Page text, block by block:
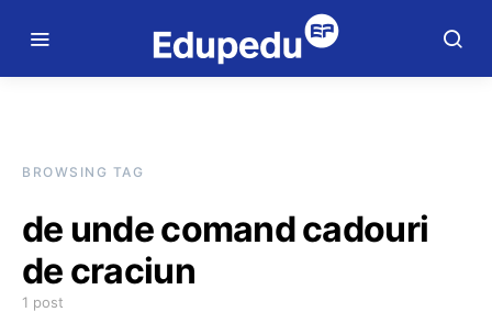
BROWSING TAG
de unde comand cadouri
de craciun
1 post